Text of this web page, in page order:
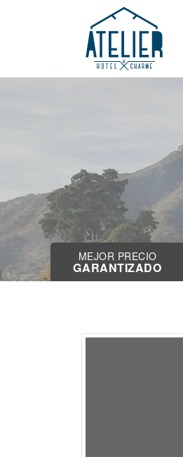
MEJOR PRECIO
GARANTIZADO